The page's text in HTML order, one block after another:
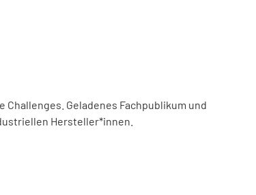
Geladenes Fachpublikum und
Hersteller*innen.